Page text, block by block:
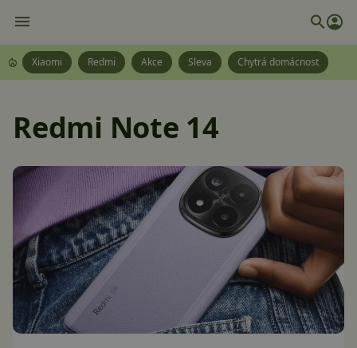
Xiaomi Redmi Akce Sleva Chytrá domácnost
Redmi Note 14